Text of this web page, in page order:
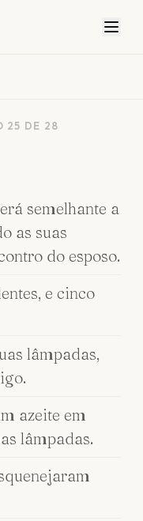
25 DE 28
semelhante a
as suas
do esposo.
e cinco
lâmpadas,
azeite em
lâmpadas.